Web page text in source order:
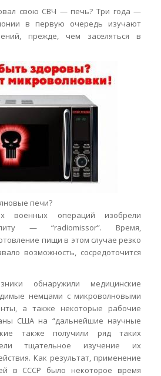
свою СВЧ — печь? Три года —
в первую очередь изучают
прежде, чем заселяться в
печи?
военных операций изобрели
— “radiomissor”. Время,
пищи в этом случае резко
возможность, сосредоточится
обнаружили медицинские
немцами с микроволновыми
а также некоторые рабочие
США на “дальнейшие научные
также получили ряд таких
тщательное изучение их
Как результат, применение
в СССР было некоторое время